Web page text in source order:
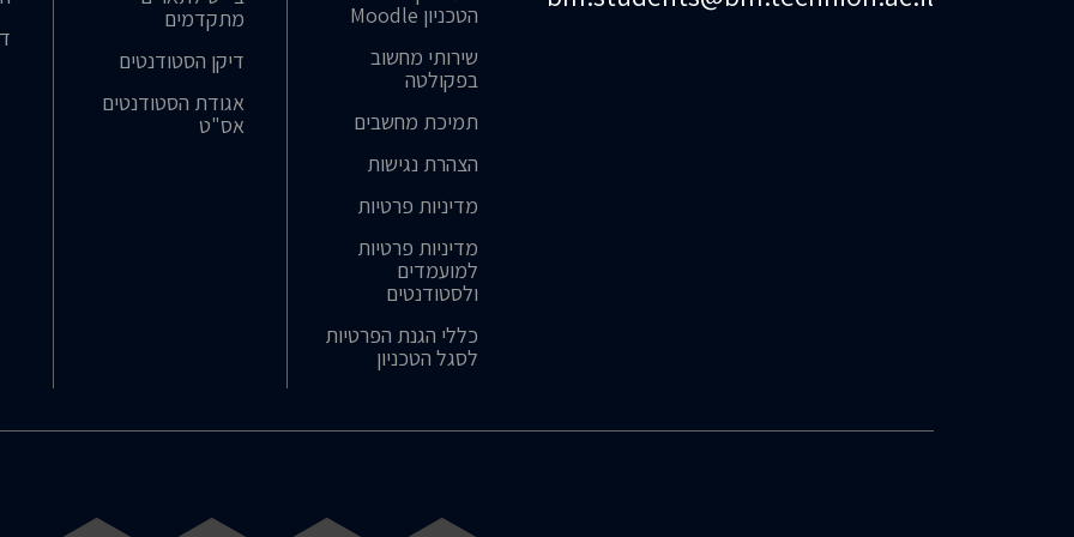
הטכניון Moodle
שירותי מחשוב
בפקולטה
תמיכת מחשבים
הצהרת נגישות
מדיניות פרטיות
מדיניות פרטיות
למועמדים
ולסטודנטים
כללי הגנת הפרטיות
לסגל הטכניון
מתקדמים
דיקן הסטודנטים
אגודת הסטודנטים
אס"ט